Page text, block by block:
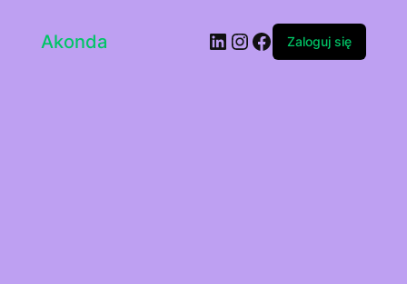
Akonda LinkedIn
Instagram
Facebook
Zaloguj się